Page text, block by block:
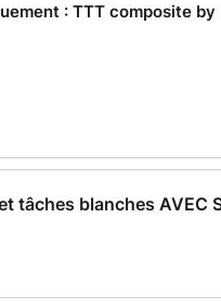
: TTT composite by
blanches AVEC